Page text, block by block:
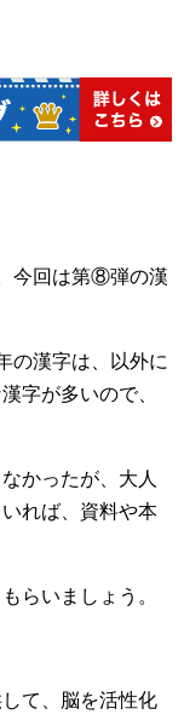
今回は第⑧弾の漢
の漢字は、以外に
字が多いので、
かったが、大人
れば、資料や本
らいましょう。
て、脳を活性化